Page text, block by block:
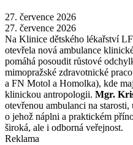
27. července 2026
27. července 2026
Na Klinice dětského lékařství
otevřela nová ambulance
pomáhá posoudit růstové
mimopražské zdravotnické
a FN Motol a Homolka), kde
klinickou antropologii. Mgr.
otevřenou ambulanci na
o jehož náplni a praktickém
široká, ale i odborná veřejnost.
Reklama